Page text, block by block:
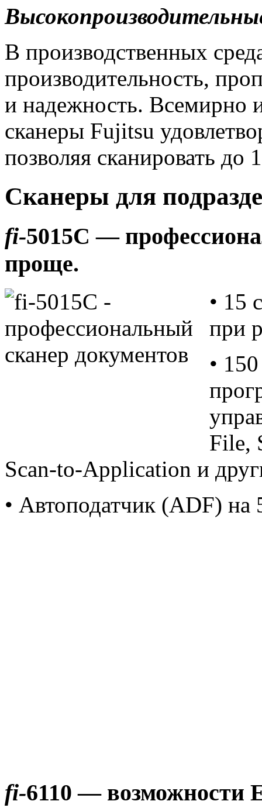
В производственных
производительность,
и надежность. Всемирно
сканеры Fujitsu
позволяя сканировать до
Сканеры для
fi-5015C—
проще.
• 15
при
•
File,
Scan-to-Application и
• Автоподатчик (ADF) на
fi-6110— возможности